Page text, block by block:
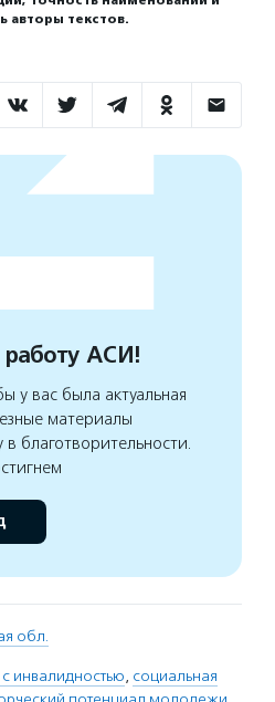
авторы текстов.
АСИ!
у вас была актуальная
материалы
благотворительности.
обл.
инвалидностью, социальная